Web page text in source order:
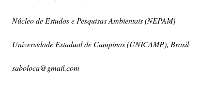
Núcleo de Estudos e Pesquisas Ambientais (NEPAM)
Universidade Estadual de Campinas (UNICAMP), Brasil
saboloca@gmail.com